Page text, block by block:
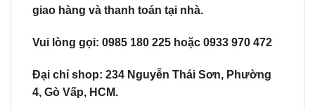
giao hàng và thanh toán tại nhà.
Vui lòng gọi: 0985 180 225 hoặc 0933 970 472
Đại chỉ shop: 234 Nguyễn Thái Sơn, Phường
4, Gò Vấp, HCM.